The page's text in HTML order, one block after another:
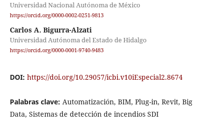
Universidad Nacional Autónoma de México
https://orcid.org/0000-0002-0251-9813
Carlos A. Bigurra-Alzati
Universidad Autónoma del Estado de Hidalgo
https://orcid.org/0000-0001-9740-9483
DOI: https://doi.org/10.29057/icbi.v10iEspecial2.8674
Palabras clave: Automatización, BIM, Plug-in, Revit, Big
Data, Sistemas de detección de incendios SDI